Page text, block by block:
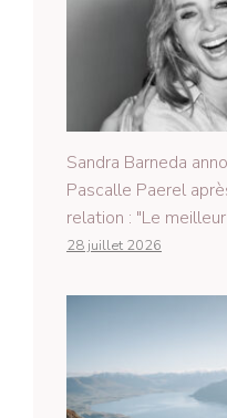
Sandra Barneda
Pascalle Paerel
relation : "Le
28 juillet 2026